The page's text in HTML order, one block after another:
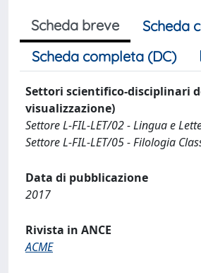
Scheda breve
Scheda
Scheda completa (DC)
Settori scientifico-disciplinari
visualizzazione)
Settore L-FIL-LET/02 - Lingua e
Settore L-FIL-LET/05 - Filologia
Data di pubblicazione
2017
Rivista in ANCE
ACME